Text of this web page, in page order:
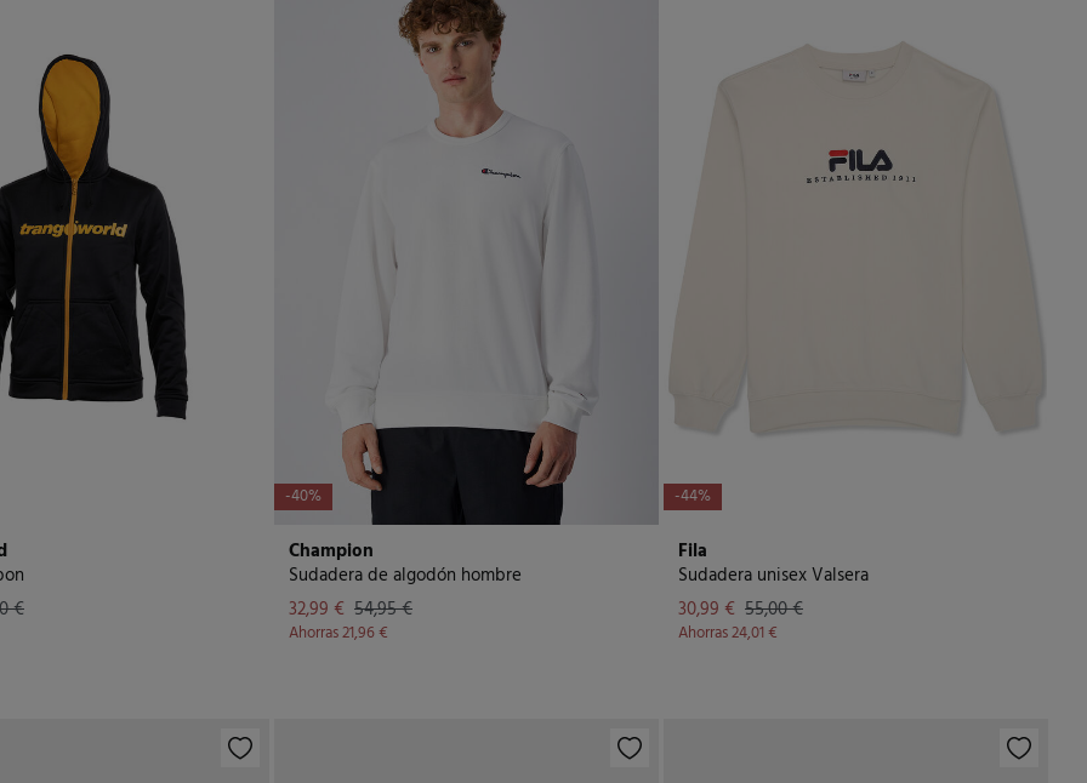
€
-40%
Champion
Sudadera de algodón hombre
32,99 € 54,95 €
Ahorras21,96 €
-44%
Fila
Sudadera unisex Valsera
30,99 € 55,00 €
Ahorras24,01 €